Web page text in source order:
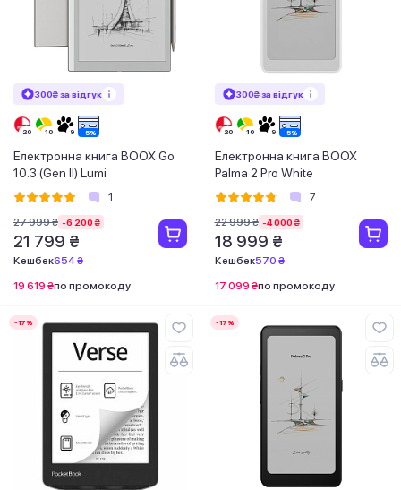
300₴ за відгук
Електронна книга BOOX Go
10.3 (Gen II) Lumi
1
27 999 ₴ -6 200 ₴
21 799 ₴
Кешбек654 ₴
19 619 ₴по промокоду
300₴ за відгук
Електронна книга BOOX
Palma 2 Pro White
7
22 999 ₴ -4 000 ₴
18 999 ₴
Кешбек570 ₴
17 099 ₴по промокоду
-17% -17%